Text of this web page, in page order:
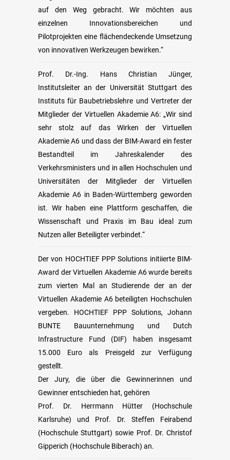
auf den Weg gebracht. Wir möchten aus
einzelnen Innovationsbereichen und
Pilotprojekten eine flächendeckende Umsetzung
von innovativen Werkzeugen bewirken.“
Prof. Dr.-Ing. Hans Christian Jünger,
Institutsleiter an der Universität Stuttgart des
Instituts für Baubetriebslehre und Vertreter der
Mitglieder der Virtuellen Akademie A6: „Wir sind
sehr stolz auf das Wirken der Virtuellen
Akademie A6 und dass der BIM-Award ein fester
Bestandteil im Jahreskalender des
Verkehrsministers und in allen Hochschulen und
Universitäten der Mitglieder der Virtuellen
Akademie A6 in Baden-Württemberg geworden
ist. Wir haben eine Plattform geschaffen, die
Wissenschaft und Praxis im Bau ideal zum
Nutzen aller Beteiligter verbindet.“
Der von HOCHTIEF PPP Solutions initiierte BIM-
Award der Virtuellen Akademie A6 wurde bereits
zum vierten Mal an Studierende der an der
Virtuellen Akademie A6 beteiligten Hochschulen
vergeben. HOCHTIEF PPP Solutions, Johann
BUNTE Bauunternehmung und Dutch
Infrastructure Fund (DIF) haben insgesamt
15.000 Euro als Preisgeld zur Verfügung
gestellt.
Der Jury, die über die Gewinnerinnen und
Gewinner entschieden hat, gehören
Prof. Dr. Herrmann Hütter (Hochschule
Karlsruhe) und Prof. Dr. Steffen Feirabend
(Hochschule Stuttgart) sowie Prof. Dr. Christof
Gipperich (Hochschule Biberach) an.